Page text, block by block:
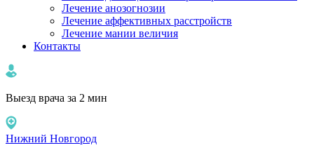
Лечение анозогнозии
Лечение аффективных расстройств
Лечение мании величия
Контакты
Выезд врача за 2 мин
Нижний Новгород